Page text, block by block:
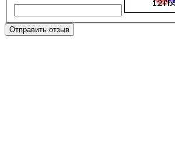
Отправить отзыв